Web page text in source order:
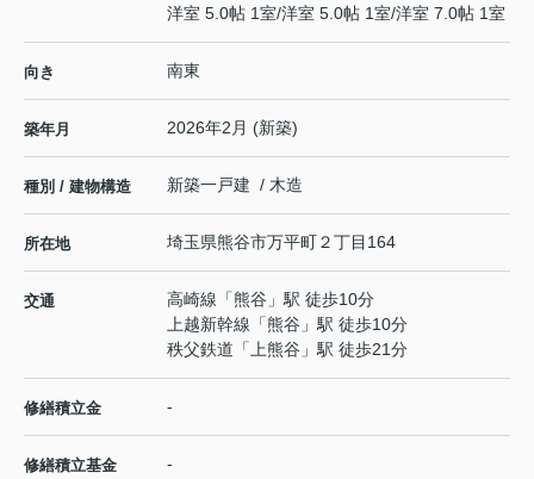
洋室 5.0帖 1室/洋室 5.0帖 1室/洋室 7.0帖 1室
向き 南東
築年月 2026年2月 (新築)
種別 / 建物構造 新築一戸建 / 木造
所在地 埼玉県熊谷市万平町２丁目164
交通 高崎線 「熊谷 」駅 徒歩10分
上越新幹線 「熊谷 」駅 徒歩10分
秩父鉄道 「 上熊谷 」駅 徒歩21分
修繕積立金 -
修繕積立基金 -